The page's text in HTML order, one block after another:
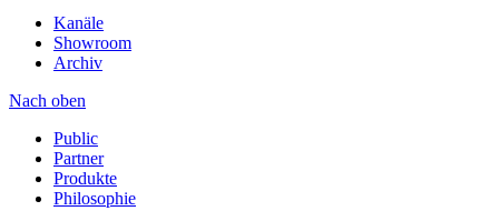
Kanäle
Showroom
Archiv
Nach oben
Public
Partner
Produkte
Philosophie